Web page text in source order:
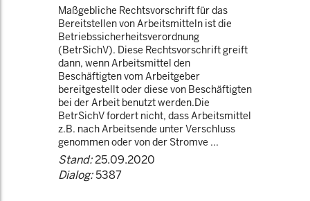
Maßgebliche Rechtsvorschrift für das
Bereitstellen von Arbeitsmitteln ist die
Betriebssicherheitsverordnung
(BetrSichV). Diese Rechtsvorschrift greift
dann, wenn Arbeitsmittel den
Beschäftigten vom Arbeitgeber
bereitgestellt oder diese von Beschäftigten
bei der Arbeit benutzt werden.Die
BetrSichV fordert nicht, dass Arbeitsmittel
z.B. nach Arbeitsende unter Verschluss
genommen oder von der Stromve ...
Stand:25.09.2020
Dialog:5387